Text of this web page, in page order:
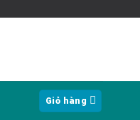
Giỏ hàng